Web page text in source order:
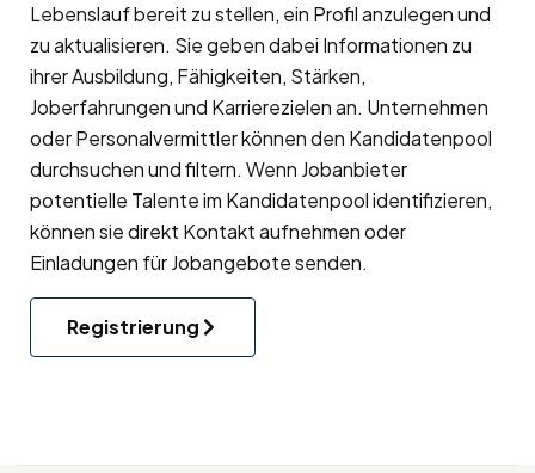
Lebenslauf bereit zu stellen, ein Profil anzulegen und
zu aktualisieren. Sie geben dabei Informationen zu
ihrer Ausbildung, Fähigkeiten, Stärken,
Joberfahrungen und Karrierezielen an. Unternehmen
oder Personalvermittler können den Kandidatenpool
durchsuchen und filtern. Wenn Jobanbieter
potentielle Talente im Kandidatenpool identifizieren,
können sie direkt Kontakt aufnehmen oder
Einladungen für Jobangebote senden.
Registrierung